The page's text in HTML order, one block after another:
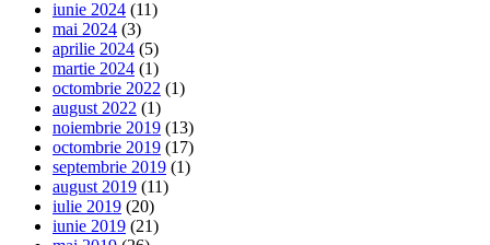
iunie 2024 (11)
mai 2024 (3)
aprilie 2024 (5)
martie 2024 (1)
octombrie 2022 (1)
august 2022 (1)
noiembrie 2019 (13)
octombrie 2019 (17)
septembrie 2019 (1)
august 2019 (11)
iulie 2019 (20)
iunie 2019 (21)